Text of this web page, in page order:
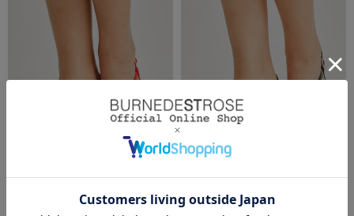
REDYAZEL（レディアゼル）